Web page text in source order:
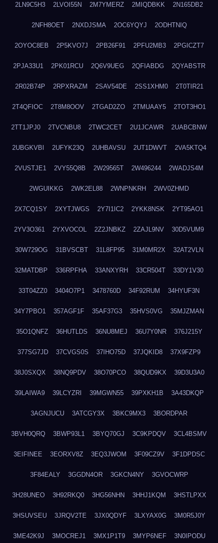
2LN9C5H3 2LVOI55N 2M7YMERZ 2MIQDBKK 2N165DB2
2NFH8OET 2NXDJSMA 2OC6YQYJ 2ODHTNIQ
2OYOC8EB 2P5KVO7J 2PB26F91 2PFU2MB3 2PGICZT7
2PJA33U1 2PK01RCU 2Q6V9UEG 2QFIABDG 2QYABSTR
2R02B74P 2RPXRAZM 2SAV54DE 2SS1XHM0 2T0TIR21
2T4QFIOC 2T8M8OOV 2TGAD2ZO 2TMUAAY5 2TOT3HO1
2TT1JPJ0 2TVCNBU8 2TWC2CET 2U1JCAWR 2UABCBNW
2UBGKVBI 2UFYK23Q 2UHBAVSU 2UT1DWVT 2VA5KTQ4
2VUSTJE1 2VY55Q8B 2W29565T 2W496244 2WADJS4M
2WGUIKKG 2WK2EL88 2WNPNKRH 2WV0ZHMD
2X7CQ1SY 2XYTJWGS 2Y7I1IC2 2YKK8NSK 2YT95AO1
2YV3O361 2YXVOCOL 2Z2JNBKZ 2ZAJL9NV 30D5VUM9
30W729OG 31BVSCBT 31L8FP95 31M0MR2X 32AT2VLN
32MATDBP 336RPFHA 33ANXYRH 33CR504T 33DY1V30
33T04ZZ0 3404O7P1 3478760D 34F92RUM 34HYUF3N
34Y7PBO1 357AGF1F 35AF37G3 35HVS0VG 35MJZMAN
35O1QNFZ 36HUTLDS 36NU8MEJ 36U7Y0NR 376J215Y
377SG7JD 37CVGS0S 37IHO75D 37JQKID8 37X9FZP9
38J0SXQX 38NQ9PDV 38O70PCO 38QUD9KX 39D3U3A0
39LAIWA9 39LCYZRI 39MGWN55 39PXKH1B 3A43DKQP
3AGNJUCU 3ATCGY3X 3BKC9MX3 3BORDPAR
3BVH0QRQ 3BWP93L1 3BYQ70GJ 3C9KPDQV 3CL4BSMV
3EIFINEE 3EORXV8Z 3EQ3JWOM 3F09CZ9V 3F1DPDSC
3F84EALY 3GGDN4OR 3GKCN4NY 3GVOCWRP
3H28UNEO 3H92RKQ0 3HG56NHN 3HHJ1KQM 3HSTLPXX
3HSUVSEU 3JRQV2TE 3JX0QDYF 3LXYAX0G 3M0R5J0Y
3ME42K9J 3MOCREJ1 3MX1P1T9 3MYP6NEF 3N0IPODU